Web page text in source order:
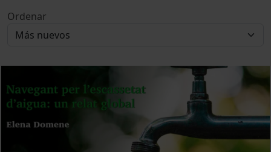
Ordenar